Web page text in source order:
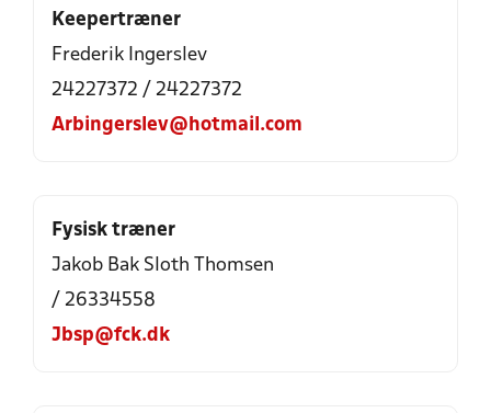
Keepertræner
Frederik Ingerslev
24227372 / 24227372
Arbingerslev@hotmail.com
Fysisk træner
Jakob Bak Sloth Thomsen
/ 26334558
Jbsp@fck.dk